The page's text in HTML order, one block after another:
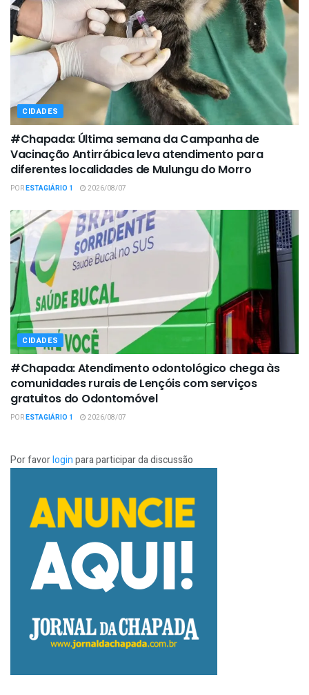
CIDADES
#Chapada: Última semana da Campanha de
Vacinação Antirrábica leva atendimento para
diferentes localidades de Mulungu do Morro
PORESTAGIÁRIO 1 2026/08/07
CIDADES
#Chapada: Atendimento odontológico chega às
comunidades rurais de Lençóis com serviços
gratuitos do Odontomóvel
PORESTAGIÁRIO 1 2026/08/07
Por favorloginpara participar da discussão